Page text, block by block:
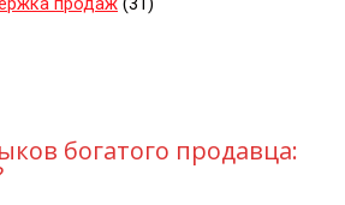
богатого продавца: